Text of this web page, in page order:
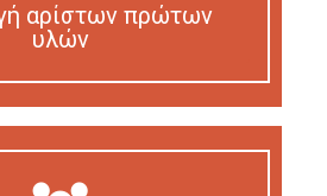
αρίστων πρώτων
υλών